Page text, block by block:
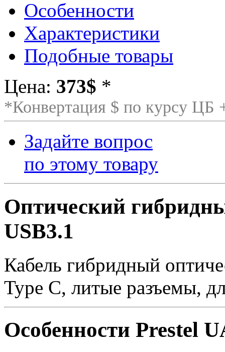
Особенности
Характеристики
Подобные товары
Цена: 373$ *
*Конвертация $ по курсу ЦБ
Задайте вопрос
по этому товару
Оптический
USB3.1
Кабель гибридный
Type C, литые разъемы,
Особенности Prestel